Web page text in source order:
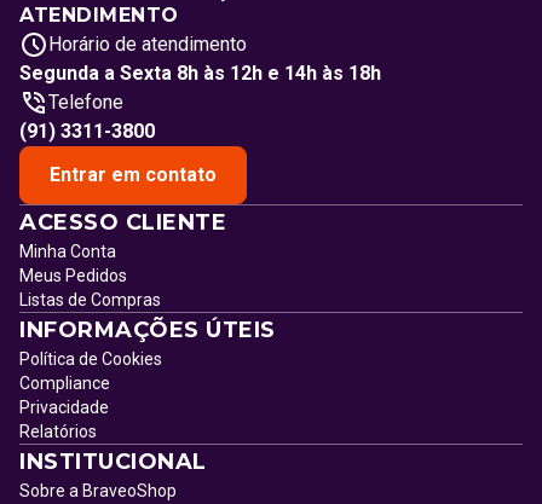
ATENDIMENTO
Horário de atendimento
Segunda a Sexta 8h às 12h e 14h às 18h
Telefone
(91) 3311-3800
Entrar em contato
ACESSO CLIENTE
Minha Conta
Meus Pedidos
Listas de Compras
INFORMAÇÕES ÚTEIS
Política de Cookies
Compliance
Privacidade
Relatórios
INSTITUCIONAL
Sobre a BraveoShop